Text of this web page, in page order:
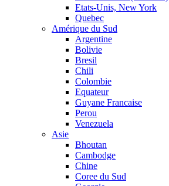
Etats-Unis, New York
Quebec
Amérique du Sud
Argentine
Bolivie
Bresil
Chili
Colombie
Equateur
Guyane Francaise
Perou
Venezuela
Asie
Bhoutan
Cambodge
Chine
Coree du Sud